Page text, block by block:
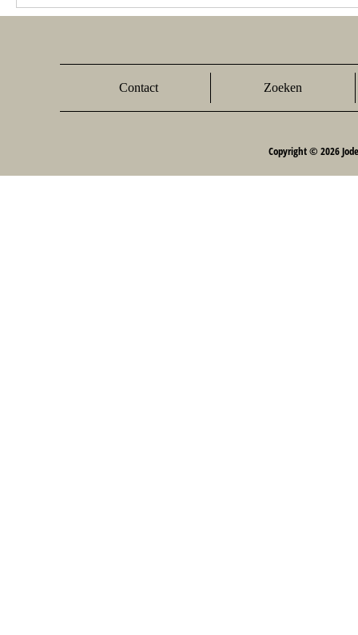
Contact Zoeken
Copyright © 2026